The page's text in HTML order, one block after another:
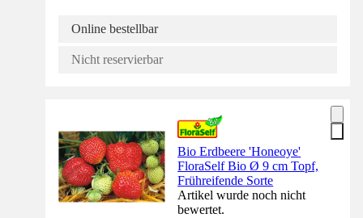
Online bestellbar
Nicht reservierbar
Bio Erdbeere 'Honeoye'
FloraSelf Bio Ø 9 cm Topf,
Frühreifende Sorte
Artikel wurde noch nicht
bewertet.